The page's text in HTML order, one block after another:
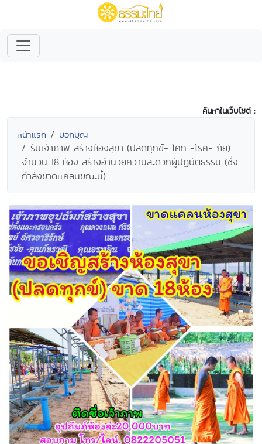
ค้นหาในเว็บไซต์ :
หน้าแรก บอกบุญ
รับเจ้าภาพ สร้างห้องสุขา (ปลดทุกข์- โศก -โรค- ภัย)
จำนวน 18 ห้อง สร้างอำนวยความสะดวกผู้ปฏิบัติธรรม (ซึ่ง
กำลังขาดเเคลนขณะนี้)